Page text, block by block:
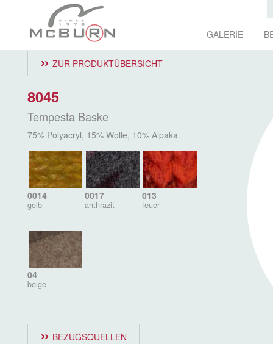
GALERIE
ZUR PRODUKTÜBERSICHT
8045
Tempesta Baske
75% Polyacryl, 15% Wolle, 10% Alpaka
0014
gelb
0017
anthrazit
013
feuer
04
beige
BEZUGSQUELLEN